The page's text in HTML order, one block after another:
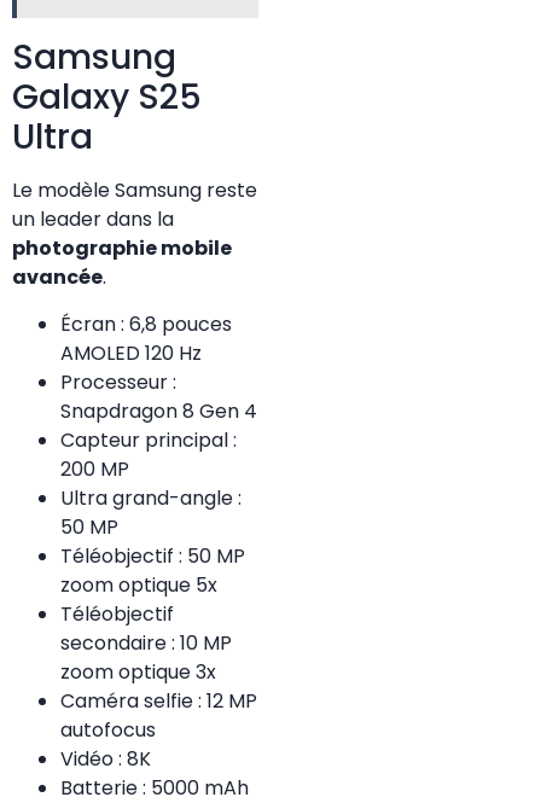
Samsung
Galaxy S25
Ultra
Le modèle Samsung reste
un leader dans la
photographie mobile
avancée.
Écran : 6,8 pouces
AMOLED 120 Hz
Processeur :
Snapdragon 8 Gen 4
Capteur principal :
200 MP
Ultra grand-angle :
50 MP
Téléobjectif : 50 MP
zoom optique 5x
Téléobjectif
secondaire : 10 MP
zoom optique 3x
Caméra selfie : 12 MP
autofocus
Vidéo : 8K
Batterie : 5000 mAh